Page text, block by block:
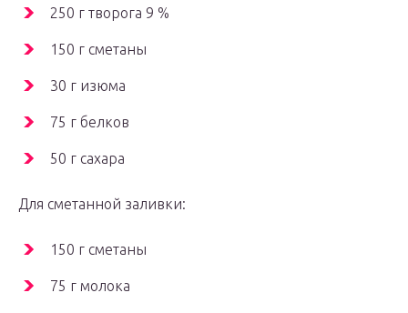
250 г творога 9 %
150 г сметаны
30 г изюма
75 г белков
50 г сахара
Для сметанной заливки:
150 г сметаны
75 г молока